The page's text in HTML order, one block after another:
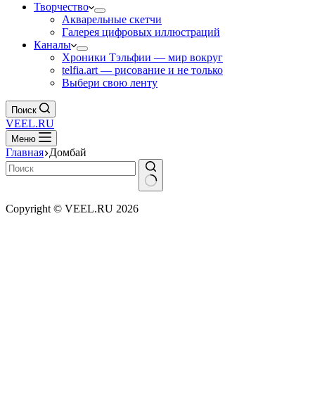
Творчество
Акварельные скетчи
Галерея цифровых иллюстраций
Каналы
Хроники Тэльфии — мир вокруг
telfia.art — рисование и не только
Выбери свою ленту
Поиск
VEEL.RU
Меню
Главная Домбай
не
Copyright © VEEL.RU 2026